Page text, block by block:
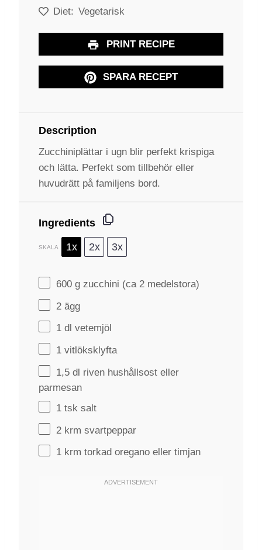
Diet: Vegetarisk
PRINT RECIPE
SPARA RECEPT
Description
Zucchiniplättar i ugn blir perfekt krispiga
och lätta. Perfekt som tillbehör eller
huvudrätt på familjens bord.
Ingredients
SKALA 1x 2x 3x
600 g zucchini (ca 2 medelstora)
2 ägg
1 dl vetemjöl
1 vitlöksklyfta
1,5 dl riven hushållsost eller
parmesan
1 tsk salt
2 krm svartpeppar
1 krm torkad oregano eller timjan